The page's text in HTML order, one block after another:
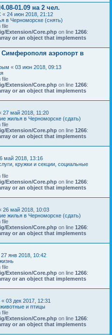
01.09 на 2 чел.
« 24 июн 2018, 21:12
в Черноморске (снять)
file
Extension/Core.php on line 1266:
or an object that implements
аэропорт в
« 03 июн 2018, 09:13
file
Extension/Core.php on line 1266:
or an object that implements
27 май 2018, 11:20
жилья в Черноморске (сдать)
file
Extension/Core.php on line 1266:
or an object that implements
май 2018, 13:16
кружки и секции, социальные
file
Extension/Core.php on line 1266:
or an object that implements
26 май 2018, 10:03
жилья в Черноморске (сдать)
file
Extension/Core.php on line 1266:
or an object that implements
27 янв 2018, 10:42
file
Extension/Core.php on line 1266:
or an object that implements
« 03 дек 2017, 12:31
и птицы
file
Extension/Core.php on line 1266:
or an object that implements